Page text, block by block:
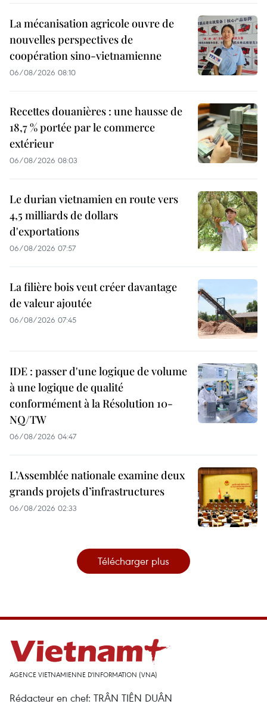
La mécanisation agricole ouvre de
nouvelles perspectives de
coopération sino-vietnamienne
06/08/2026 08:10
Recettes douanières : une hausse de
18,7 % portée par le commerce
extérieur
06/08/2026 08:03
Le durian vietnamien en route vers
4,5 milliards de dollars
d'exportations
06/08/2026 07:57
La filière bois veut créer davantage
de valeur ajoutée
06/08/2026 07:45
IDE : passer d'une logique de volume
à une logique de qualité
conformément à la Résolution 10-
NQ/TW
06/08/2026 04:47
L’Assemblée nationale examine deux
grands projets d’infrastructures
06/08/2026 02:33
Télécharger plus
AGENCE VIETNAMIENNE D'INFORMATION (VNA)
Rédacteur en chef: TRÂN TIÊN DUÂN